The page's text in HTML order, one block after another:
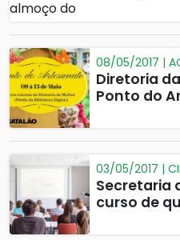
08/05/2017 |
Diretoria
Ponto do
03/05/2017 |
Secretaria
curso de